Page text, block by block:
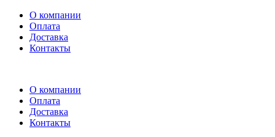
О компании
Оплата
Доставка
Контакты
О компании
Оплата
Доставка
Контакты